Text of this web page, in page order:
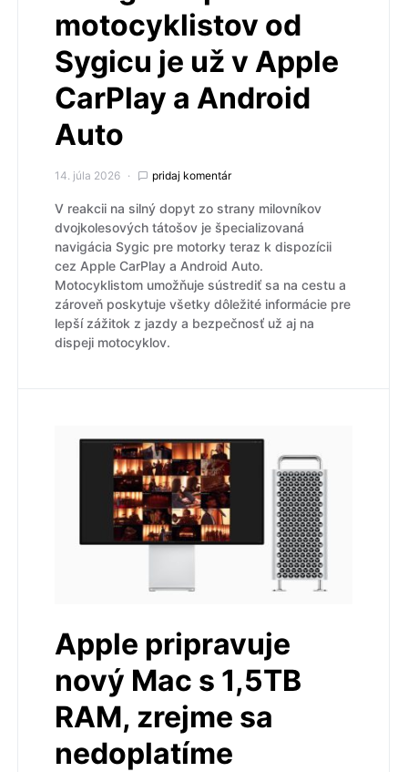
motocyklistov od
Sygicu je už v Apple
CarPlay a Android
Auto
14. júla 2026 pridaj komentár
V reakcii na silný dopyt zo strany milovníkov
dvojkolesových tátošov je špecializovaná
navigácia Sygic pre motorky teraz k dispozícii
cez Apple CarPlay a Android Auto.
Motocyklistom umožňuje sústrediť sa na cestu a
zároveň poskytuje všetky dôležité informácie pre
lepší zážitok z jazdy a bezpečnosť už aj na
dispeji motocyklov.
Apple pripravuje
nový Mac s 1,5TB
RAM, zrejme sa
nedoplatíme